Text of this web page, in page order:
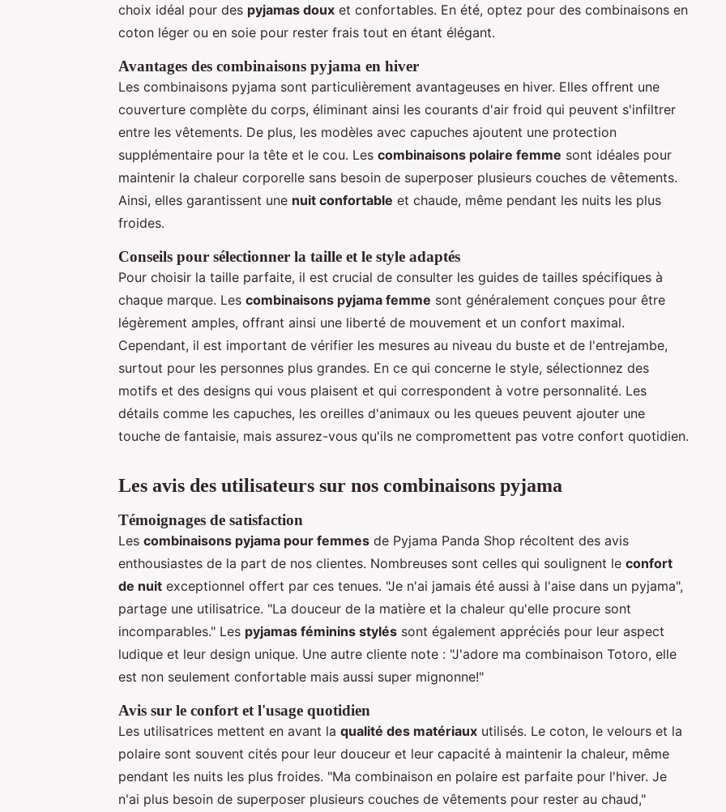
choix idéal pour des pyjamas doux et confortables. En été, optez pour des combinaisons en
coton léger ou en soie pour rester frais tout en étant élégant.
Avantages des combinaisons pyjama en hiver
Les combinaisons pyjama sont particulièrement avantageuses en hiver. Elles offrent une
couverture complète du corps, éliminant ainsi les courants d'air froid qui peuvent s'infiltrer
entre les vêtements. De plus, les modèles avec capuches ajoutent une protection
supplémentaire pour la tête et le cou. Les combinaisons polaire femme sont idéales pour
maintenir la chaleur corporelle sans besoin de superposer plusieurs couches de vêtements.
Ainsi, elles garantissent une nuit confortable et chaude, même pendant les nuits les plus
froides.
Conseils pour sélectionner la taille et le style adaptés
Pour choisir la taille parfaite, il est crucial de consulter les guides de tailles spécifiques à
chaque marque. Les combinaisons pyjama femme sont généralement conçues pour être
légèrement amples, offrant ainsi une liberté de mouvement et un confort maximal.
Cependant, il est important de vérifier les mesures au niveau du buste et de l'entrejambe,
surtout pour les personnes plus grandes. En ce qui concerne le style, sélectionnez des
motifs et des designs qui vous plaisent et qui correspondent à votre personnalité. Les
détails comme les capuches, les oreilles d'animaux ou les queues peuvent ajouter une
touche de fantaisie, mais assurez-vous qu'ils ne compromettent pas votre confort quotidien.
Les avis des utilisateurs sur nos combinaisons pyjama
Témoignages de satisfaction
Les combinaisons pyjama pour femmes de Pyjama Panda Shop récoltent des avis
enthousiastes de la part de nos clientes. Nombreuses sont celles qui soulignent le confort
de nuit exceptionnel offert par ces tenues. "Je n'ai jamais été aussi à l'aise dans un pyjama",
partage une utilisatrice. "La douceur de la matière et la chaleur qu'elle procure sont
incomparables." Les pyjamas féminins stylés sont également appréciés pour leur aspect
ludique et leur design unique. Une autre cliente note : "J'adore ma combinaison Totoro, elle
est non seulement confortable mais aussi super mignonne!"
Avis sur le confort et l'usage quotidien
Les utilisatrices mettent en avant la qualité des matériaux utilisés. Le coton, le velours et la
polaire sont souvent cités pour leur douceur et leur capacité à maintenir la chaleur, même
pendant les nuits les plus froides. "Ma combinaison en polaire est parfaite pour l'hiver. Je
n'ai plus besoin de superposer plusieurs couches de vêtements pour rester au chaud,"